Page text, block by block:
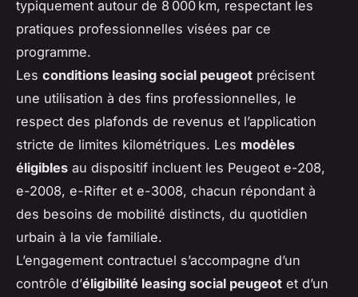
typiquement autour de 8 000 km, respectant les
pratiques professionnelles visées par ce
programme.
Les conditions leasing social peugeot précisent
une utilisation à des fins professionnelles, le
respect des plafonds de revenus et l’application
stricte de limites kilométriques. Les modèles
éligibles au dispositif incluent les Peugeot e-208,
e-2008, e-Rifter et e-3008, chacun répondant à
des besoins de mobilité distincts, du quotidien
urbain à la vie familiale.
L’engagement contractuel s’accompagne d’un
contrôle d’éligibilité leasing social peugeot et d’un